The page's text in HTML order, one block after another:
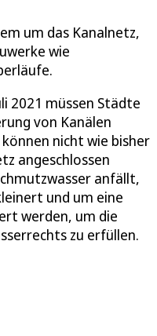
um das Kanalnetz,
wie
2021 müssen Städte
von Kanälen
nicht wie bisher
angeschlossen
anfällt,
und um eine
werden, um die
zu erfüllen.